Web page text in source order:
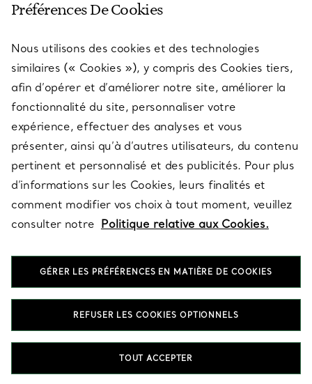
SERVICES
À PROPOS
QUESTIONS LÉGALES
SUIVEZ-NOUS
T&Co. 2026
Préférences De Cookies
Nous utilisons des cookies et des technologies
similaires (« Cookies »), y compris des Cookies tiers,
afin d’opérer et d’améliorer notre site, améliorer la
fonctionnalité du site, personnaliser votre
expérience, effectuer des analyses et vous
présenter, ainsi qu’à d’autres utilisateurs, du contenu
pertinent et personnalisé et des publicités. Pour plus
d’informations sur les Cookies, leurs finalités et
comment modifier vos choix à tout moment, veuillez
consulter notre Politique relative aux Cookies.
GÉRER LES PRÉFÉRENCES EN MATIÈRE DE COOKIES
REFUSER LES COOKIES OPTIONNELS
TOUT ACCEPTER